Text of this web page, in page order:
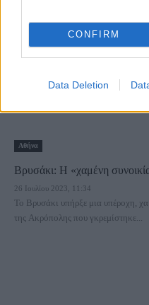
CONFIRM
Data Deletion
Αθήνα
Βρυσάκι: H «χαμένη
26 Ιουλίου 2023, 11:34
Το Βρυσάκι υπήρξε μια υπέροχη,
της Ακρόπολης που γκρεμίστηκε...